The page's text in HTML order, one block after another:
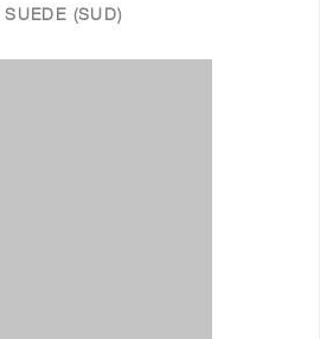
SUEDE (SUD)